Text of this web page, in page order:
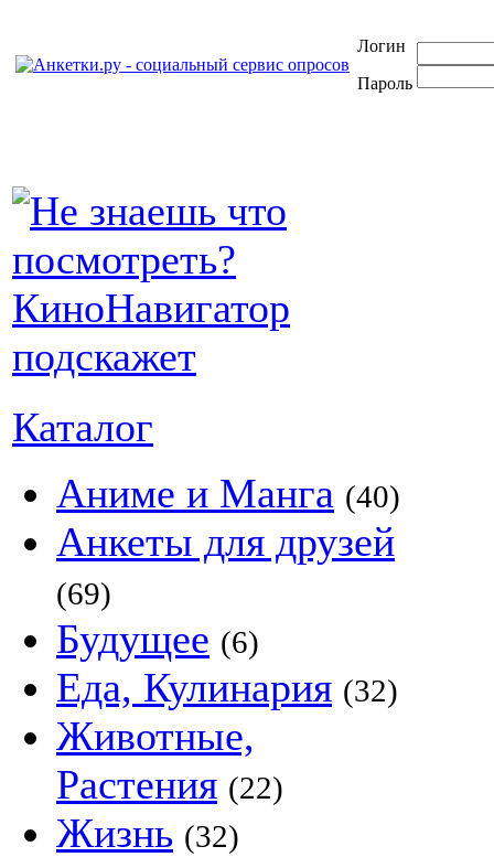
Логин
Пароль
Каталог
Аниме и Манга (40)
Анкеты для друзей
(69)
Будущее (6)
Еда, Кулинария (32)
Животные,
Растения (22)
Жизнь (32)